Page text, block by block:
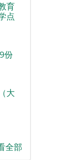
育
点
份
大
全部